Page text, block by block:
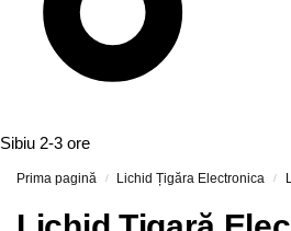
Sibiu 2-3 ore
Prima pagină / Lichid Țigăra Electronica /